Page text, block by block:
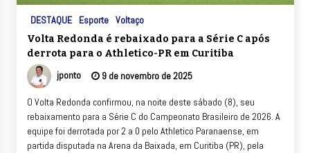
DESTAQUE Esporte Voltaço
Volta Redonda é rebaixado para a Série C após
derrota para o Athletico-PR em Curitiba
jponto 9 de novembro de 2025
O Volta Redonda confirmou, na noite deste sábado (8), seu
rebaixamento para a Série C do Campeonato Brasileiro de 2026. A
equipe foi derrotada por 2 a 0 pelo Athletico Paranaense, em
partida disputada na Arena da Baixada, em Curitiba (PR), pela